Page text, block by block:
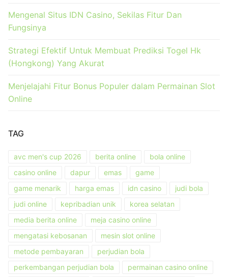
Mengenal Situs IDN Casino, Sekilas Fitur Dan
Fungsinya
Strategi Efektif Untuk Membuat Prediksi Togel Hk
(Hongkong) Yang Akurat
Menjelajahi Fitur Bonus Populer dalam Permainan Slot
Online
TAG
avc men's cup 2026 berita online
bola online
casino online
dapur emas
game
game menarik
harga emas idn casino
judi bola
judi online
kepribadian unik
korea selatan
media berita online
meja casino online
mengatasi kebosanan
mesin slot online
metode pembayaran
perjudian bola
perkembangan perjudian bola
permainan casino online